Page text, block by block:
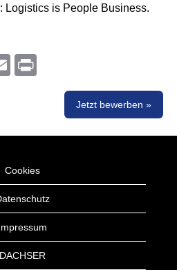
Logistics is People Business.
Email
Jetzt bewerben »
Cookies
DACHSER